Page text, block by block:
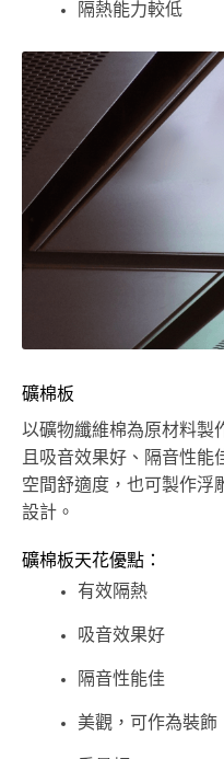
隔熱能力較低
礦棉板
以礦物纖維棉為原材料製
且吸音效果好、隔音性能
空間舒適度，也可製作浮
設計。
礦棉板天花優點：
有效隔熱
吸音效果好
隔音性能佳
美觀，可作為裝飾